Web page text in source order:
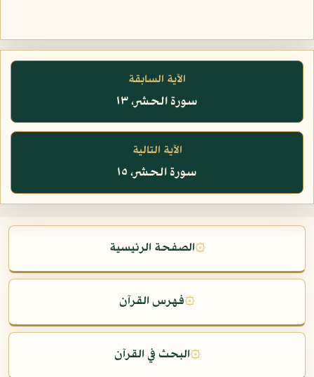
الآية السابقة
سورة الحشر، ١٣
الآية التالية
سورة الحشر، ١٥
۞الصفحة الرئيسية
۞فهرس القرآن
۞البحث في القرآن